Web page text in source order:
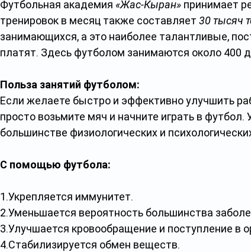
Футбольная академия «Жас-Кыран» принимает
тренировок в месяц также составляет 30 тысяч
занимающихся, а это наиболее талантливые,
платят. Здесь футболом занимаются около 400
Польза занятий футболом:
Если желаете быстро и эффективно улучшить
просто возьмите мяч и начните играть в
большинстве физиологических и
С помощью футбола:
1.Укрепляется иммунитет.
2.Уменьшается вероятность большинства
3.Улучшается кровообращение и поступление в
4.Стабилизируется обмен веществ.